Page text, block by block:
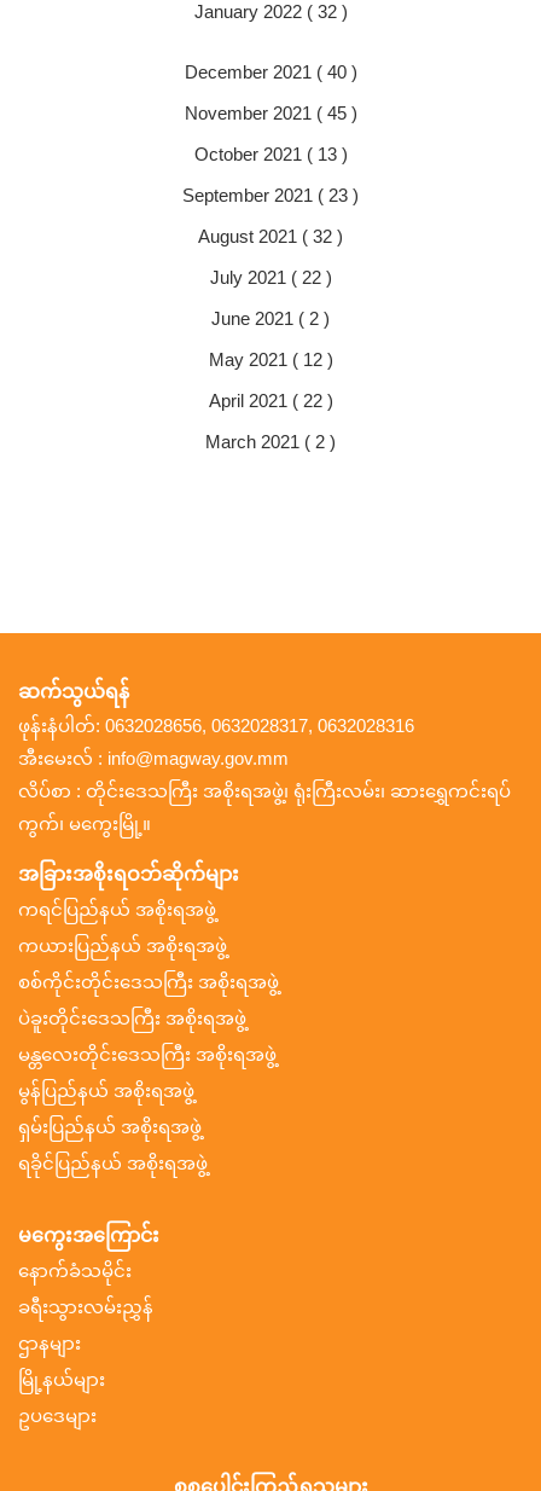
January 2022 ( 32 )
December 2021 ( 40 )
November 2021 ( 45 )
October 2021 ( 13 )
September 2021 ( 23 )
August 2021 ( 32 )
July 2021 ( 22 )
June 2021 ( 2 )
May 2021 ( 12 )
April 2021 ( 22 )
March 2021 ( 2 )
ဆက်သွယ်ရန်
ဖုန်းနံပါတ်: 0632028656, 0632028317, 0632028316
အီးမေးလ် : info@magway.gov.mm
လိပ်စာ : တိုင်းဒေသကြီး အစိုးရအဖွဲ့၊ ရုံးကြီးလမ်း၊ ဆားရွှေကင်းရပ်
ကွက်၊ မကွေးမြို့။
အခြားအစိုးရဝဘ်ဆိုက်များ
ကရင်ပြည်နယ် အစိုးရအဖွဲ့
ကယားပြည်နယ် အစိုးရအဖွဲ့
စစ်ကိုင်းတိုင်းဒေသကြီး အစိုးရအဖွဲ့
ပဲခူးတိုင်းဒေသကြီး အစိုးရအဖွဲ့
မန္တလေးတိုင်းဒေသကြီး အစိုးရအဖွဲ့
မွန်ပြည်နယ် အစိုးရအဖွဲ့
ရှမ်းပြည်နယ် အစိုးရအဖွဲ့
ရခိုင်ပြည်နယ် အစိုးရအဖွဲ့
မကွေးအကြောင်း
နောက်ခံသမိုင်း
ခရီးသွားလမ်းညွှန်
ဌာနများ
မြို့နယ်များ
ဥပဒေများ
စုစုပေါင်းကြည့်ရှုသူများ